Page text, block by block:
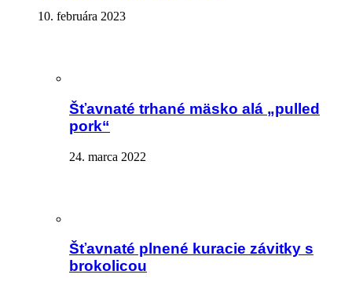
10. februára 2023
Šťavnaté trhané mäsko alá „pulled
pork“
24. marca 2022
Šťavnaté plnené kuracie závitky s
brokolicou